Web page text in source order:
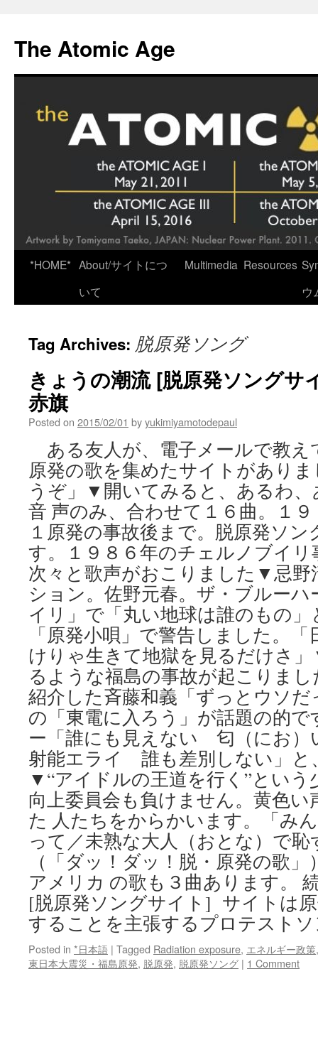
content
The Atomic Age
*HOME* About/サイトにつ
いて
Multimedia Resources
ウ
Tag Archives: 脱原発ソング
きょうの潮流 [脱原発ソングサ
赤旗
Posted on 2015/02/01 byyukimiyamotodepaul
ある友人が、電子メールで教え
原発の歌を集めたサイトがあり
うぞ」▼開いてみると、あるわ
音 声のみ、合わせて１６曲。１
１原発の事故後まで。脱原発ソ
す。１９８６年のチェルノブイ
次々と歌声がおこりました▼忌野
ション。佐野元春。ザ・ブルー
イリ」で「丸い地球は誰のもの
「原発小唄」で警告しました。
けりゃ生きて地獄を見るだけさ
るような福島の事故が起こりま
紹介した斉藤和義「ずっとウソ
の「東電に入ろう」が話題の的
ー「誰にも見えない 匂（にお）
射能エライ 誰も差別しない」と
▼“アイドルの王道を行く”という
向上委員会も負けません。黄色い
た 人たちをからかいます。「み
って／未熟な大人（おとな）で
（「ダッ！ダッ！脱・原発の歌
アメリカ の歌も３曲あります。
[脱原発ソングサイト] サイトは
することを主張するプロテスト
Posted in *日本語 | Tagged Radiation exposure, エネルギー政策
東日本大震災・福島原発, 脱原発, 脱原発ソング | 1 Comment